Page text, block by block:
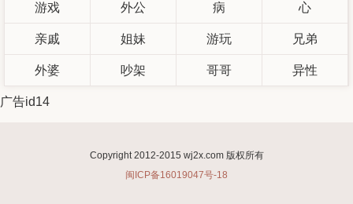
游戏 外公 病 心
亲戚 姐妹 游玩 兄弟
外婆 吵架 哥哥 异性
广告id14
Copyright 2012-2015 wj2x.com 版权所有
闽ICP备16019047号-18